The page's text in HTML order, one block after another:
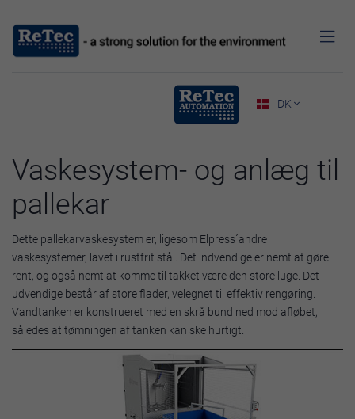

DK 
Vaskesystem- og anlæg til
pallekar
Dette pallekarvaskesystem er, ligesom Elpress´andre
vaskesystemer, lavet i rustfrit stål. Det indvendige er nemt at gøre
rent, og også nemt at komme til takket være den store luge. Det
udvendige består af store flader, velegnet til effektiv rengøring.
Vandtanken er konstrueret med en skrå bund ned mod afløbet,
således at tømningen af tanken kan ske hurtigt.